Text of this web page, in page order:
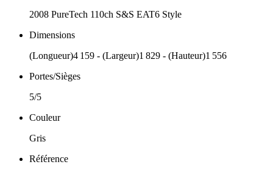
2008 PureTech 110ch S&S EAT6 Style
Dimensions
(Longueur)4 159 - (Largeur)1 829 - (Hauteur)1 556
Portes/Sièges
5/5
Couleur
Gris
Référence